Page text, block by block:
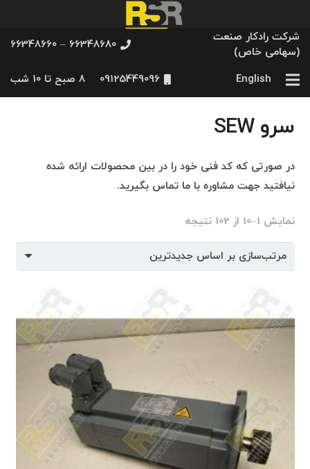
شرکت رادکار صنعت
(سهامی خاص)
66348680 – 66348660
English
09125449096 8 صبح تا 10 شب
سرو SEW
در صورتی که کد فنی خود را در بین محصولات ارائه شده
نیافتید جهت مشاوره با ما تماس بگیرید.
نمایش 1–10 از 102 نتیجه
بر
اساس